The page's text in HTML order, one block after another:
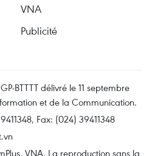
VNA
Publicité
BTTTT délivré le 11 septembre
et de la Communication.
Fax: (024) 39411348
VNA. La reproduction sans la